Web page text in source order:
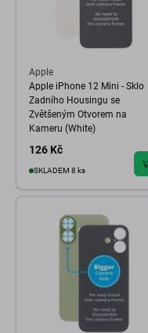
Apple
Apple iPhone 12 Mini - Sklo
Zadního Housingu se
Zvětšeným Otvorem na
Kameru (White)
126 Kč
SKLADEM 8 ks